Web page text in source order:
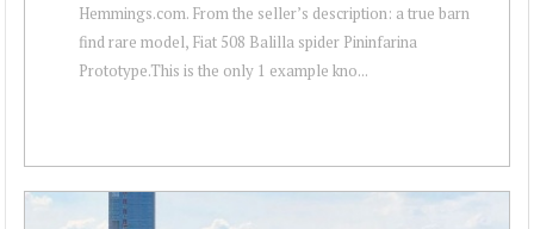
Hemmings.com. From the seller’s description: a true barn
find rare model, Fiat 508 Balilla spider Pininfarina
Prototype.This is the only 1 example kno...